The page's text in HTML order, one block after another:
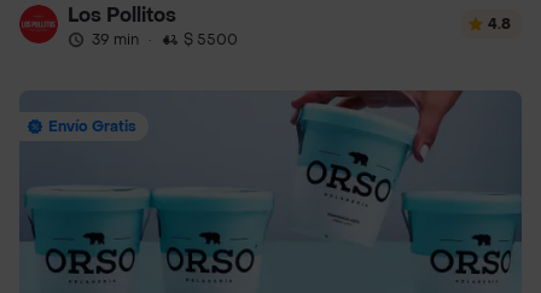
Los Pollitos
39 min · $ 5500
4.8
Envío Gratis